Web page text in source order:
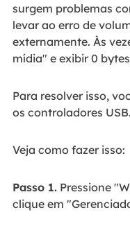
surgem problemas
levar ao erro de
externamente. Às
mídia" e exibir 0
Para resolver isso,
os controladores USB.
Veja como fazer isso:
Passo 1.Pressione
clique em